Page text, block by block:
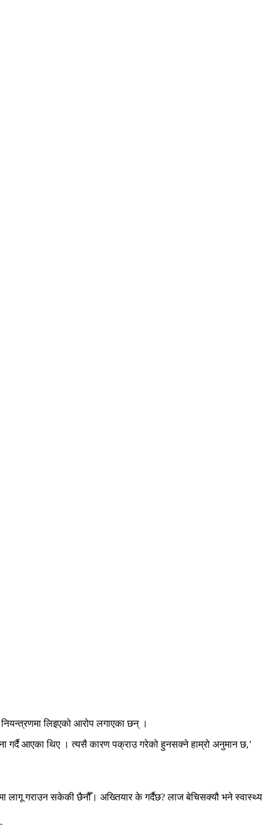
लिइएको आरोप लगाएका छन् ।
गर्दै आएका थिए । त्यसै कारण पक्राउ गरेको हुनसक्ने हाम्रो अनुमान छ,’
लागू गराउन सकेकी छैनौँ। अख्तियार के गर्दैछ? लाज बेचिसक्यौ भने स्वास्थ्य